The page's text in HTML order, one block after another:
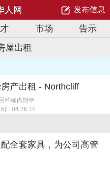
人网 发布信息
市场
告示
屋出租
产出租 - Northcliff
约翰内斯堡
日 04:26:14
全套家具，为公司高管